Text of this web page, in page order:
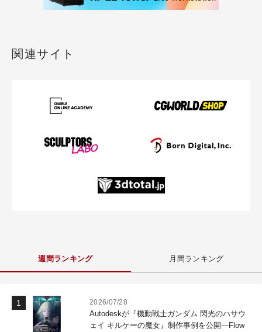
関連サイト
週間ランキング 月間ランキング
2026/07/28
Autodeskが『機動戦士ガンダム 閃光のハサウ
ェイ キルケーの魔女』制作事例を公開―Flow